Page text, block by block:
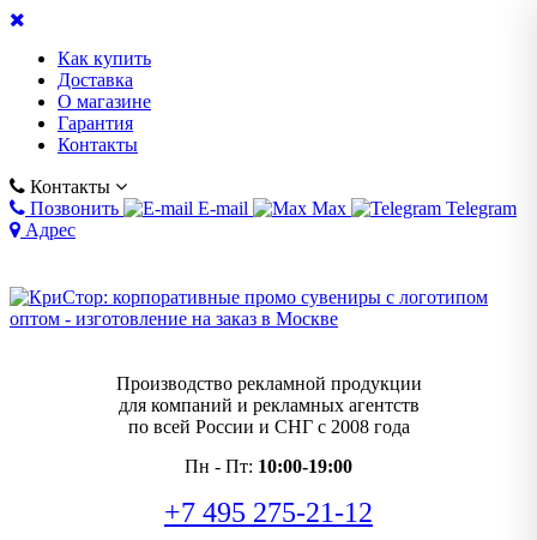
Как купить
Доставка
О магазине
Гарантия
Контакты
Контакты
Позвонить
E-mail Max
Telegram
Адрес
Производство рекламной продукции
для компаний и рекламных агентств
по всей России и СНГ с 2008 года
Пн - Пт: 10:00-19:00
+7 495 275-21-12